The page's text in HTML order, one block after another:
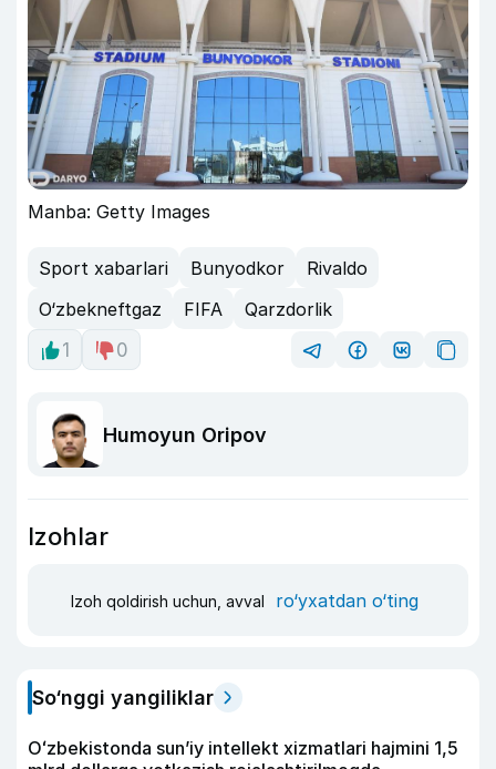
Manba: Getty Images
Sport xabarlari Bunyodkor
Rivaldo
O‘zbekneftgaz
FIFA
Qarzdorlik
1
0
Humoyun Oripov
Izohlar
Izoh qoldirish uchun, avval ro‘yxatdan o‘ting
So‘nggi yangiliklar
Oʻzbekistonda sunʼiy intellekt xizmatlari hajmini 1,5